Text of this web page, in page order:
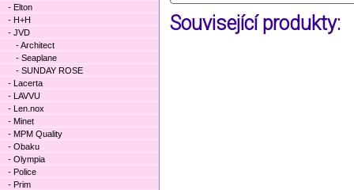
Související produkty:
- Elton
- H+H
- JVD
- Architect
- Seaplane
- SUNDAY ROSE
- Lacerta
- LAVVU
- Len.nox
- Minet
- MPM Quality
- Obaku
- Olympia
- Police
- Prim